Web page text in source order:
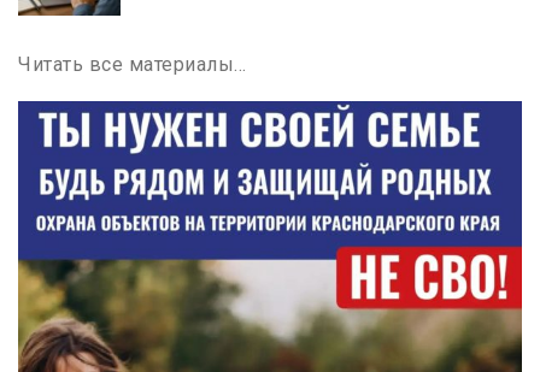
Читать все материалы…